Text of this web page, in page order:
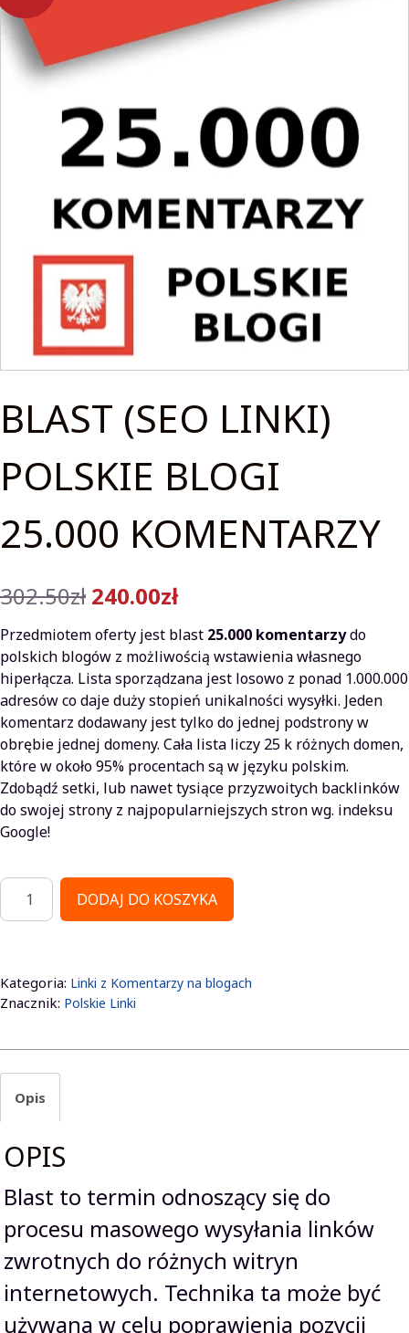
BLAST (SEO LINKI)
POLSKIE BLOGI
25.000 KOMENTARZY
302.50zł Pierwotna
cena
wynosiła:
302.50zł.
240.00złAktualna
cena
wynosi:
240.00zł.
Przedmiotem oferty jest blast 25.000 komentarzydo
polskich blogów z możliwością wstawienia własnego
hiperłącza. Lista sporządzana jest losowo z ponad 1.000.000
adresów co daje duży stopień unikalności wysyłki. Jeden
komentarz dodawany jest tylko do jednej podstrony w
obrębie jednej domeny. Cała lista liczy 25 k różnych domen,
które w około 95% procentach są w języku polskim.
Zdobądź setki, lub nawet tysiące przyzwoitych backlinków
do swojej strony z najpopularniejszych stron wg. indeksu
Google!
ilość
BLAST
(SEO
BLOGI
25.000
DODAJ DO KOSZYKA
Kategoria: Linki z Komentarzy na blogach
Znacznik: Polskie Linki
Opis
OPIS
Blast to termin odnoszący się do
procesu masowego wysyłania linków
zwrotnych do różnych witryn
internetowych. Technika ta może być
używana w celu poprawienia pozycji